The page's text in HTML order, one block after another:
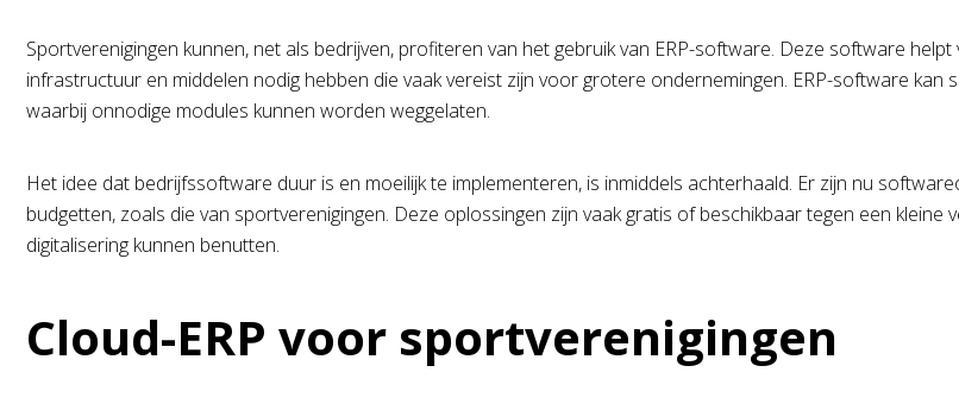
Sportverenigingen kunnen, net als bedrijven, profiteren van het gebruik van ERP-software. Deze software
infrastructuur en middelen nodig hebben die vaak vereist zijn voor grotere ondernemingen. ERP-software
waarbij onnodige modules kunnen worden weggelaten.
Het idee dat bedrijfssoftware duur is en moeilijk te implementeren, is inmiddels achterhaald. Er zijn nu
budgetten, zoals die van sportverenigingen. Deze oplossingen zijn vaak gratis of beschikbaar tegen een
digitalisering kunnen benutten.
Cloud-ERP voor sportverenigingen